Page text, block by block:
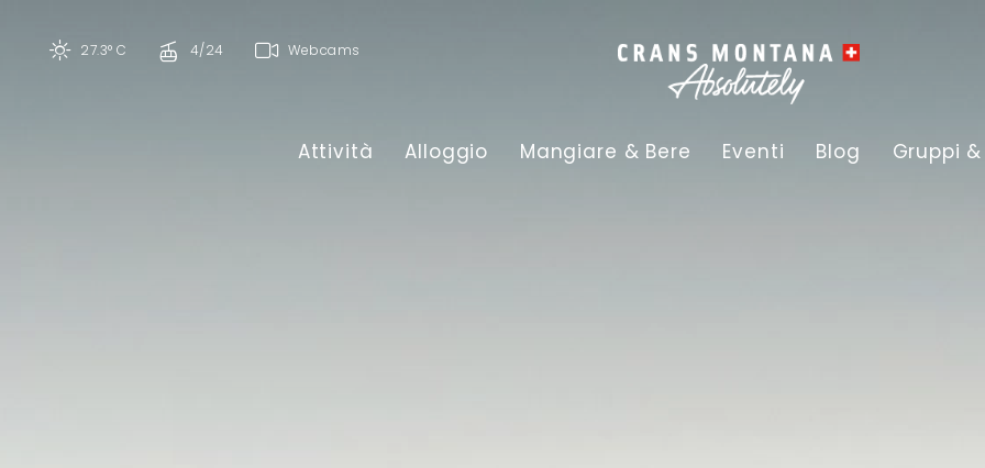
27.3° C 4/24 Webcams
Attività Alloggio Mangiare & Bere Eventi Blog Gruppi